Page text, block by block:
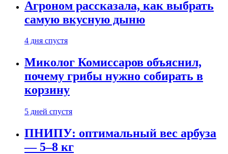
Агроном рассказала, как выбрать
самую вкусную дыню
4 дня спустя
Миколог Комиссаров объяснил,
почему грибы нужно собирать в
корзину
5 дней спустя
ПНИПУ: оптимальный вес арбуза
— 5–8 кг